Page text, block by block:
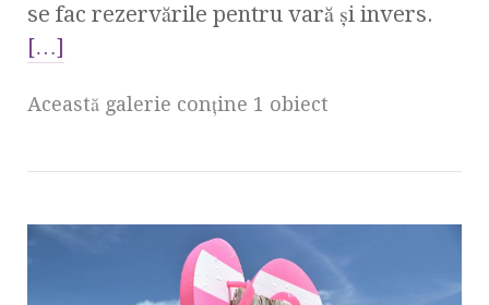
se fac rezervările pentru vară și invers.
[…]
Această galerie conţine 1 obiect